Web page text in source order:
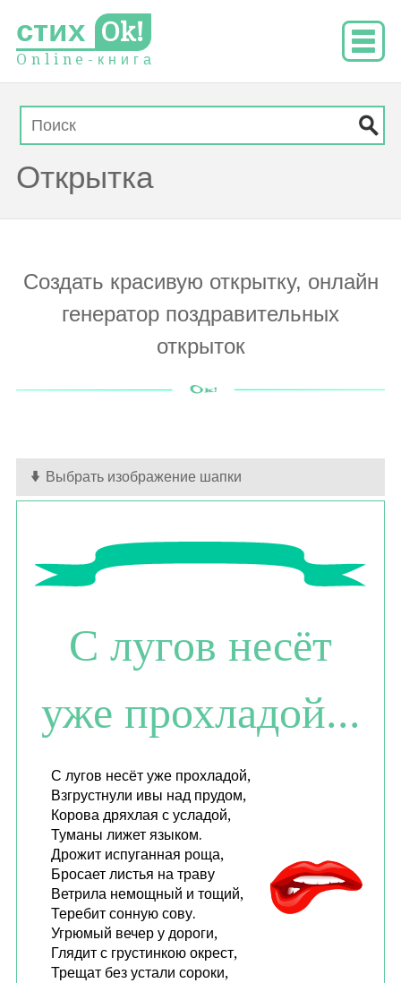
стих Ok!
O n l i n e - к н и г а
Открытка
Создать красивую открытку, онлайн
генератор поздравительных
открыток
Выбрать изображение шапки
С лугов несёт
уже прохладой...
С лугов несёт уже прохладой,
Взгрустнули ивы над прудом,
Корова дряхлая с усладой,
Туманы лижет языком.
Дрожит испуганная роща,
Бросает листья на траву
Ветрила немощный и тощий,
Теребит сонную сову.
Угрюмый вечер у дороги,
Глядит с грустинкою окрест,
Трещат без устали сороки,